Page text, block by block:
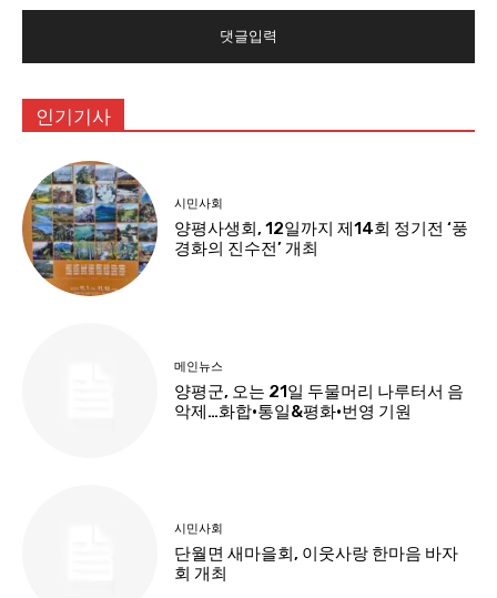
:
인기기사
시민사회
양평사생회, 12일까지 제14회 정기전 ‘풍
경화의 진수전’ 개최
메인뉴스
양평군, 오는 21일 두물머리 나루터서 음
악제…화합·통일&평화·번영 기원
시민사회
단월면 새마을회, 이웃사랑 한마음 바자
회 개최